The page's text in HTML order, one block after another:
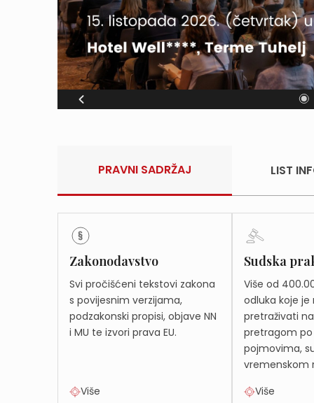
PRAVNI SADRŽAJ LIST
Zakonodavstvo
Svi pročišćeni tekstovi zakona
s povijesnim verzijama,
podzakonski propisi, objave NN
i MU te izvori prava EU.
Više
Sudska
Više od
odluka koje
pretraživati
pretragom
pojmovima,
vremenskom
Više